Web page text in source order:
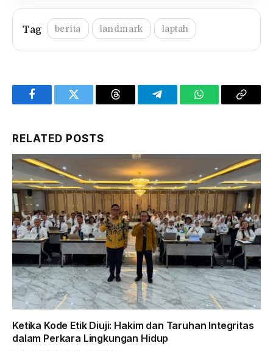
berita landmark laptah
FacebookTwitter Threads TelegramWhatsAppCopy
RELATED POSTS
Ketika Kode Etik Diuji: Hakim dan Taruhan Integritas
dalam Perkara Lingkungan Hidup